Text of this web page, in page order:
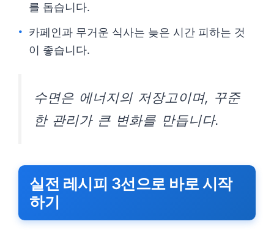
를 돕습니다.
카페인과 무거운 식사는 늦은 시간 피하는 것
이 좋습니다.
수면은 에너지의 저장고이며, 꾸준
한 관리가 큰 변화를 만듭니다.
실전 레시피 3선으로 바로 시작
하기